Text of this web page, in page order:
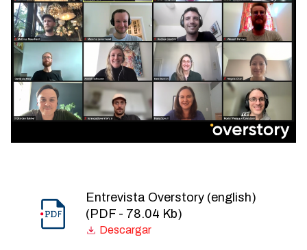
Entrevista Overstory (english)
(PDF - 78.04 Kb)